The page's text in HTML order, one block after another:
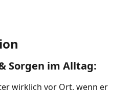
Sorgen im Alltag:​
wirklich vor Ort, wenn er